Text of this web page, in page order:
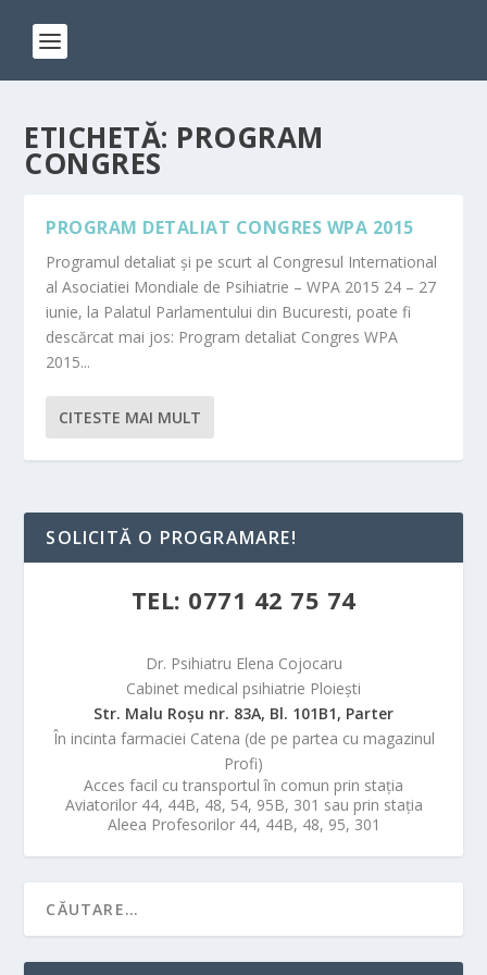
ETICHETĂ: PROGRAM
CONGRES
PROGRAM DETALIAT CONGRES WPA 2015
Programul detaliat și pe scurt al Congresul International
al Asociatiei Mondiale de Psihiatrie – WPA 2015 24 – 27
iunie, la Palatul Parlamentului din Bucuresti, poate fi
descărcat mai jos: Program detaliat Congres WPA
2015...
CITESTE MAI MULT
SOLICITĂ O PROGRAMARE!
TEL: 0771 42 75 74
Dr. Psihiatru Elena Cojocaru
Cabinet medical psihiatrie Ploiești
Str. Malu Roşu nr. 83A, Bl. 101B1, Parter
În incinta farmaciei Catena (de pe partea cu magazinul
Profi)
Acces facil cu transportul în comun prin staţia
Aviatorilor 44, 44B, 48, 54, 95B, 301 sau prin staţia
Aleea Profesorilor 44, 44B, 48, 95, 301